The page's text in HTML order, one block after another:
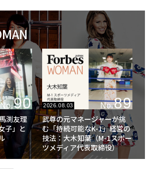
No.90
渕友理
子」と
2026.08.03 No.89
武尊の元マネージャーが挑
む「持続可能なK-1」経営の
技法：大木知葉（M-1スポー
ツメディア代表取締役）